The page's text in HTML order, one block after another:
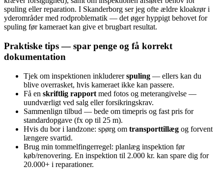
spuling eller reparation. I Skanderborg ser jeg ofte ældre kloakrør i
yderområder med rodproblematik — det øger hyppigt behovet for
spuling før kameraet kan give et brugbart resultat.
Praktiske tips — spar penge og få korrekt
dokumentation
Tjek om inspektionen inkludererspuling — ellers kan du
blive overrasket, hvis kameraet ikke kan passere.
Få en skriftlig rapport med fotos og meterangivelse —
uundværligt ved salg eller forsikringskrav.
Sammenlign tilbud — bede om timepris og fast pris for
standardopgave (fx op til 25 m).
Hvis du bor i landzone: spørg om transporttillæg og forvent
længere svartid.
Brug min tommelfingerregel: planlæg inspektion før
køb/renovering. En inspektion til 2.000 kr. kan spare dig for
20.000+ i reparationer.